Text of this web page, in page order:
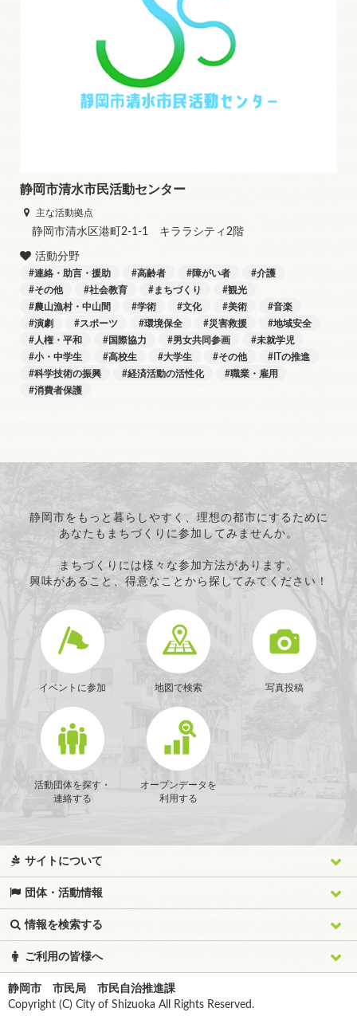
静岡市清水市民活動センター
主な活動拠点
静岡市清水区港町2-1-1 キララシティ2階
活動分野
連絡・助言・援助 高齢者 障がい者
介護
その他
社会教育 まちづくり
観光
農山漁村・中山間
学術 文化 美術
音楽
演劇
スポーツ 環境保全 災害救援
地域安全
人権・平和
国際協力 男女共同参画
未就学児
小・中学生
高校生 大学生 その他
ITの推進
科学技術の振興
経済活動の活性化
職業・雇用
消費者保護
静岡市をもっと暮らしやすく、理想の都市にするために
あなたもまちづくりに参加してみませんか。
まちづくりには様々な参加方法があります。
興味があること、得意なことから探してみてください！
イベントに参加 地図で検索 写真投稿
活動団体を探す・
連絡する
オープンデータを
利用する
サイトについて
団体・活動情報
情報を検索する
ご利用の皆様へ
静岡市 市民局 市民自治推進課
Copyright (C) City of Shizuoka All Rights Reserved.